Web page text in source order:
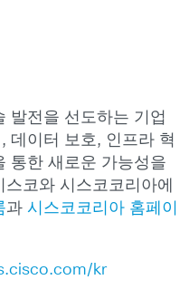
발전을 선도하는 기업
데이터 보호, 인프라 혁
통한 새로운 가능성을
코와 시스코코리아에
과 시스코코리아 홈페이
kr